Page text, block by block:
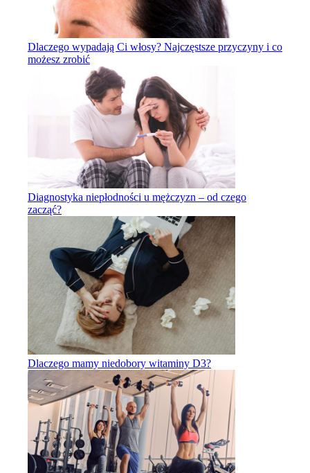
Dlaczego wypadają Ci włosy? Najczęstsze przyczyny i co
możesz zrobić
Diagnostyka niepłodności u mężczyzn – od czego
zacząć?
Dlaczego mamy niedobory witaminy D3?